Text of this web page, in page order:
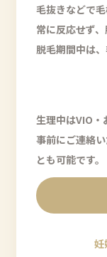
毛抜きなどで
常に反応せず
脱毛期間中は
生理中はVIO・
事前にご連絡
とも可能です。
妊